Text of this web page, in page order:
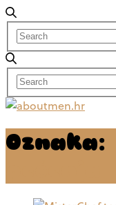
Oznaka: